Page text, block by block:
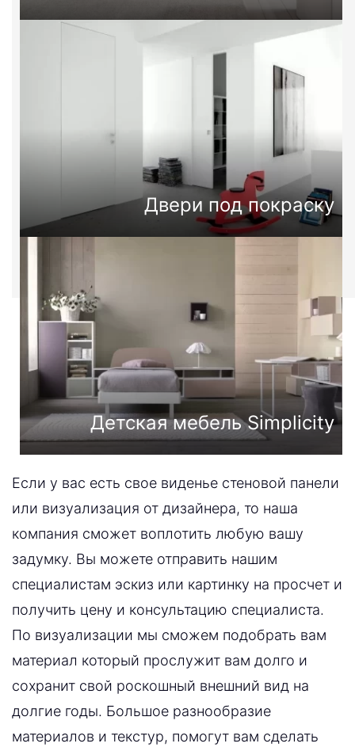
Двери под покраску
Детская мебель Simplicity
Если у вас есть свое виденье стеновой панели
или визуализация от дизайнера, то наша
компания сможет воплотить любую вашу
задумку. Вы можете отправить нашим
специалистам эскиз или картинку на просчет и
получить цену и консультацию специалиста.
По визуализации мы сможем подобрать вам
материал который прослужит вам долго и
сохранит свой роскошный внешний вид на
долгие годы. Большое разнообразие
материалов и текстур, помогут вам сделать